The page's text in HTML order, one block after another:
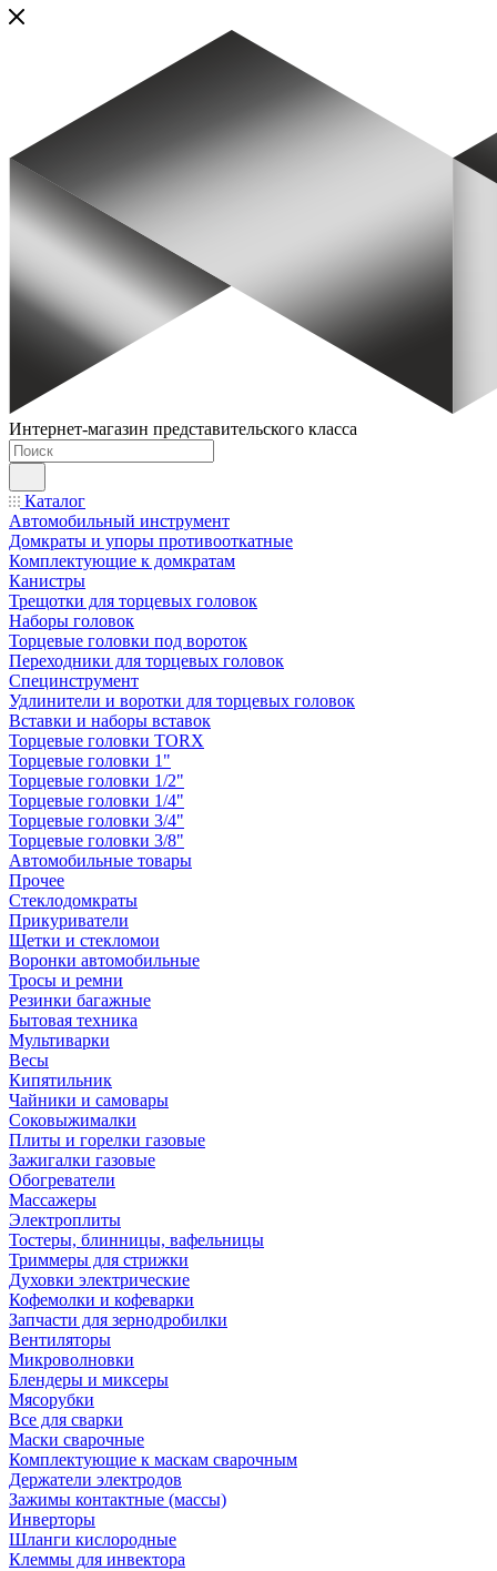
Интернет-магазин представительского класса
Каталог
Автомобильный инструмент
Домкраты и упоры противооткатные
Комплектующие к домкратам
Канистры
Трещотки для торцевых головок
Наборы головок
Торцевые головки под вороток
Переходники для торцевых головок
Специнструмент
Удлинители и воротки для торцевых головок
Вставки и наборы вставок
Торцевые головки TORX
Торцевые головки 1"
Торцевые головки 1/2"
Торцевые головки 1/4"
Торцевые головки 3/4"
Торцевые головки 3/8"
Автомобильные товары
Прочее
Стеклодомкраты
Прикуриватели
Щетки и стекломои
Воронки автомобильные
Тросы и ремни
Резинки багажные
Бытовая техника
Мультиварки
Весы
Кипятильник
Чайники и самовары
Соковыжималки
Плиты и горелки газовые
Зажигалки газовые
Обогреватели
Массажеры
Электроплиты
Тостеры, блинницы, вафельницы
Триммеры для стрижки
Духовки электрические
Кофемолки и кофеварки
Запчасти для зернодробилки
Вентиляторы
Микроволновки
Блендеры и миксеры
Мясорубки
Все для сварки
Маски сварочные
Комплектующие к маскам сварочным
Держатели электродов
Зажимы контактные (массы)
Инверторы
Шланги кислородные
Клеммы для инвектора